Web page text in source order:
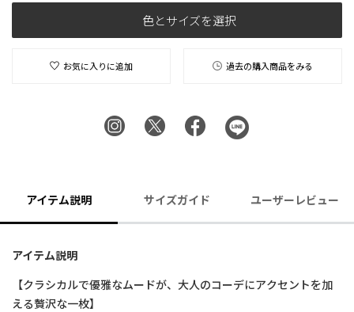
色とサイズを選択
お気に入りに追加 過去の購入商品をみる
アイテム説明 サイズガイド ユーザーレビュー
アイテム説明
【クラシカルで優雅なムードが、大人のコーデにアクセントを加
える贅沢な一枚】